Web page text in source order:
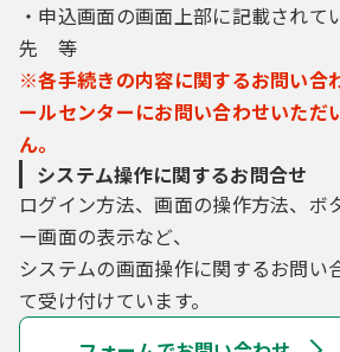
・申込画面の画面上部に記載されて
先 等
※各手続きの内容に関するお問い合
ールセンターにお問い合わせいただ
ん。
システム操作に関するお問合せ
ログイン方法、画面の操作方法、ボ
ー画面の表示など、
システムの画面操作に関するお問い
て受け付けています。